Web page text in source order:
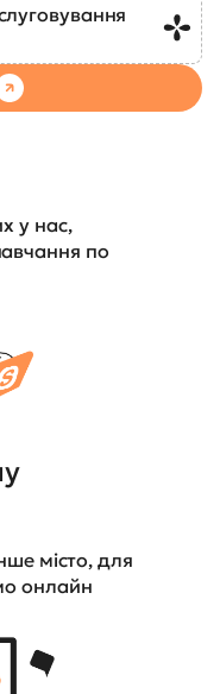
у нас,
по
місто, для
онлайн